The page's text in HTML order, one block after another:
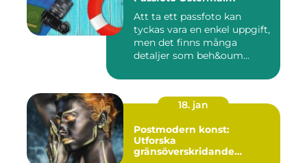
Att ta ett passfoto kan
tyckas vara en enkel uppgift,
men det finns många
detaljer som beh&oum...
18. jan
Postmodern konst:
Utforska
gränsöverskridande